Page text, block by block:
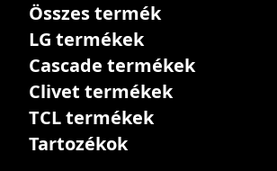
Összes termék
LG termékek
Cascade termékek
Clivet termékek
TCL termékek
Tartozékok